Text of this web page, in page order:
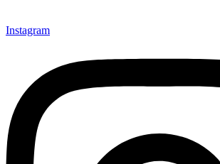
Instagram